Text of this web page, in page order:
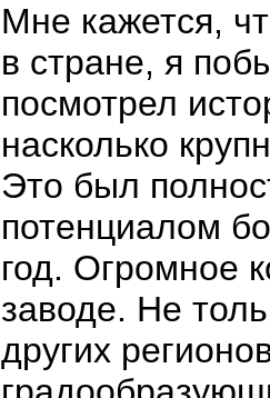
Мне кажется,
в стране, я
посмотрел
насколько
Это был
потенциалом
год. Огромное
заводе. Не
других